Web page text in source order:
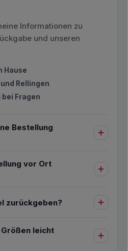
Informationen zu
und unseren
Hause
Rellingen
Fragen
Bestellung
vor Ort
zurückgeben?
leicht